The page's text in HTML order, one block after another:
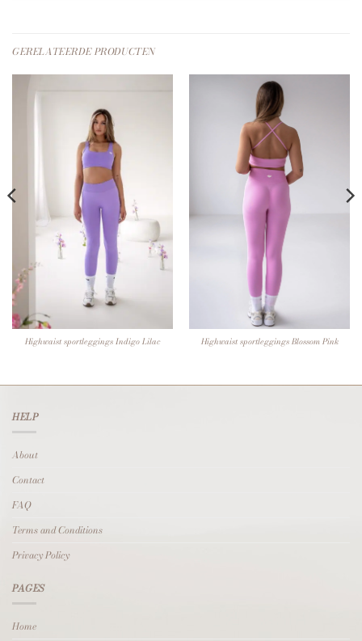
GERELATEERDE PRODUCTEN
Highwaist sportleggings Indigo Lilac Highwaist sportleggings Blossom Pink
HELP
About
Contact
FAQ
Terms and Conditions
Privacy Policy
PAGES
Home